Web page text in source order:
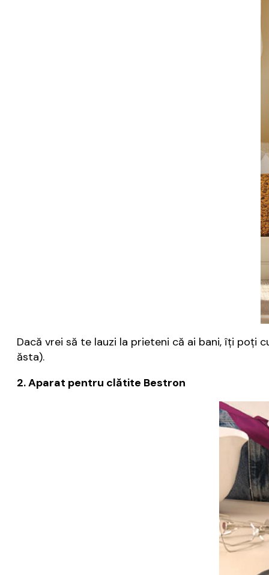
Dacă vrei să te lauzi la prieteni că ai bani, îţi poţi
ăsta).
2. Aparat pentru clătite Bestron